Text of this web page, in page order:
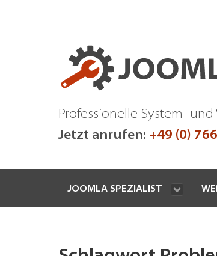
Professionelle System-
Jetzt anrufen: +49 (0)
JOOMLA SPEZIALIST